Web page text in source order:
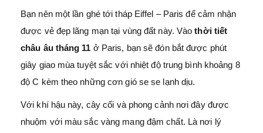
Bạn nên một lần ghé tới tháp Eiffel – Paris để cảm nhận
được vẻ đẹp lãng mạn tại vùng đất này. Vào thời tiết
châu âu tháng 11 ở Paris, bạn sẽ đón bắt được phút
giây giao mùa tuyệt sắc với nhiệt độ trung bình khoảng 8
độ C kèm theo những cơn gió se se lạnh dịu.
Với khí hậu này, cây cối và phong cảnh nơi đây được
nhuộm với màu sắc vàng mang đậm chất. Là nơi lý